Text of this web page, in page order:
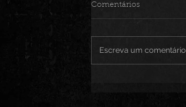
Comentários
Escreva um comentário